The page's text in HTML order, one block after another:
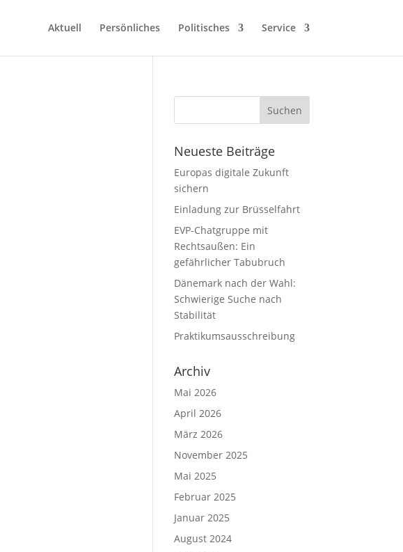
Aktuell Persönliches Politisches Service
Neueste Beiträge
Europas digitale Zukunft
sichern
Einladung zur Brüsselfahrt
EVP-Chatgruppe mit
Rechtsaußen: Ein
gefährlicher Tabubruch
Dänemark nach der Wahl:
Schwierige Suche nach
Stabilität
Praktikumsausschreibung
Archiv
Mai 2026
April 2026
März 2026
November 2025
Mai 2025
Februar 2025
Januar 2025
August 2024